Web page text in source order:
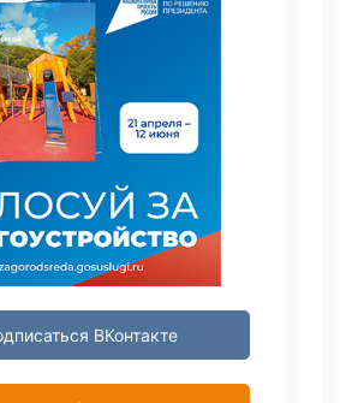
ВКонтакте